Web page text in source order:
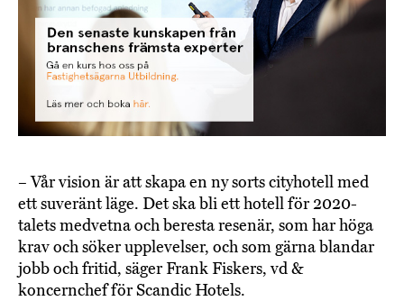
– Vår vision är att skapa en ny sorts cityhotell med
ett suveränt läge. Det ska bli ett hotell för 2020-
talets medvetna och beresta resenär, som har höga
krav och söker upplevelser, och som gärna blandar
jobb och fritid, säger Frank Fiskers, vd &
koncernchef för Scandic Hotels.